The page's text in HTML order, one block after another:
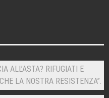
ALL’ASTA? RIFUGIATI E
LA NOSTRA RESISTENZA”.